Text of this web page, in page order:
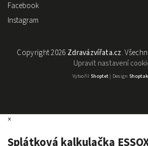
Facebook
Instagram
Copyright 2026 Zdravázvířata.cz.
Upravit nastavení
Vytvořil Shoptet| Design
×
Splátková kalkulačka